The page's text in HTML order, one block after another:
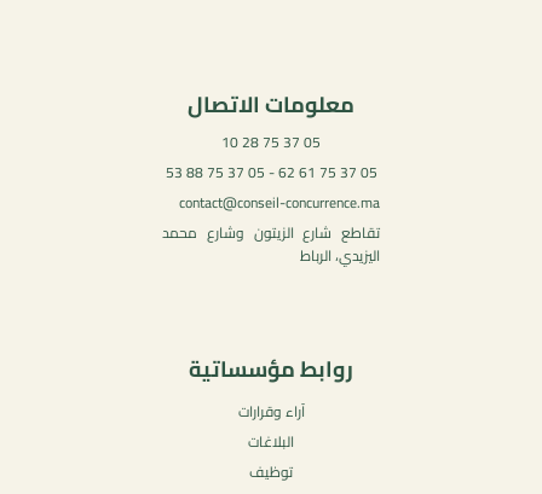
معلومات الاتصال
05 37 75 28 10
05 37 75 61 62 - 05 37 75 88 53
contact@conseil-concurrence.ma
تقاطع شارع الزيتون وشارع محمد
اليزيدي، الرباط
روابط مؤسساتية
آراء وقرارات
البلاغات
توظيف